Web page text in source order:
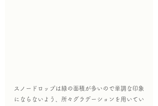
スノードロップは緑の面積が多いので単調な印象
にならないよう、所々グラデーションを用いてい